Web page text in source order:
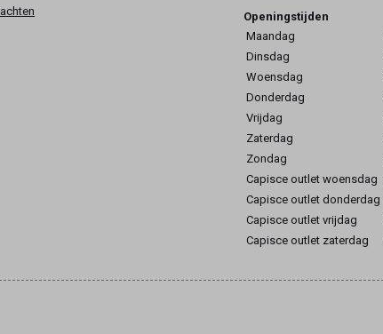
Openingstijden
Maandag
Dinsdag
Woensdag
Donderdag
Vrijdag
Zaterdag
Zondag
Capisce outlet woensdag
Capisce outlet donderdag
Capisce outlet vrijdag
Capisce outlet zaterdag